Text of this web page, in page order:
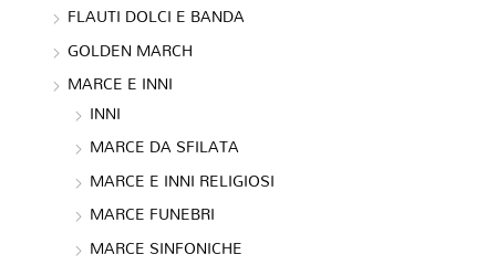
FLAUTI DOLCI E BANDA
GOLDEN MARCH
MARCE E INNI
INNI
MARCE DA SFILATA
MARCE E INNI RELIGIOSI
MARCE FUNEBRI
MARCE SINFONICHE